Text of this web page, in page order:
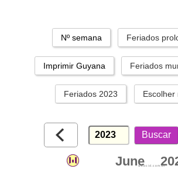
Nº semana Feriados
Imprimir Guyana Feriados
Feriados 2023 Escolher
Junewebcid.com.br